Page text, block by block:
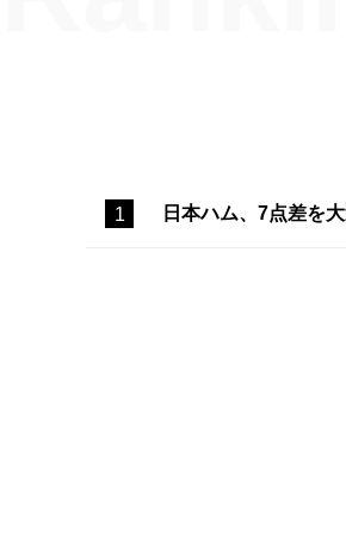
日本ハム、7点差を